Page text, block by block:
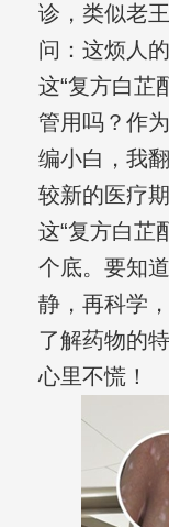
诊，类似老
问：这烦人
这“复方白芷
管用吗？作
编小白，我
较新的医疗
这“复方白芷
个底。要知
静，再科学
了解药物的
心里不慌！